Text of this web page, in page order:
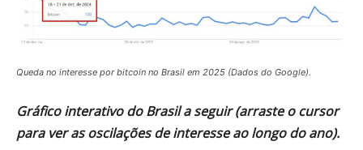
Queda no interesse por bitcoin no Brasil em 2025 (Dados do Google).
Gráfico interativo do Brasil a seguir (arraste o cursor
para ver as oscilações de interesse ao longo do ano).